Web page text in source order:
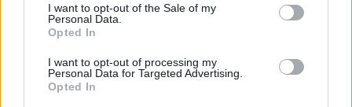
I want to opt-out of the Sale of my
Personal Data.
Opted In
I want to opt-out of processing my
Personal Data for Targeted Advertising.
Opted In
ΔΕΙΤΕ ΕΠΙΣΗΣ
ΣΤΗΝ ΙΔΙΑ ΚΑΤΗΓΟΡΙΑ